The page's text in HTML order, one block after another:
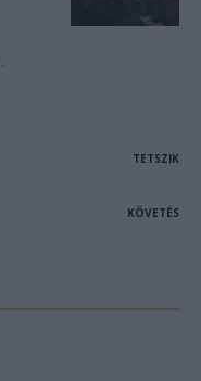
TETSZIK
KÖVETÉS